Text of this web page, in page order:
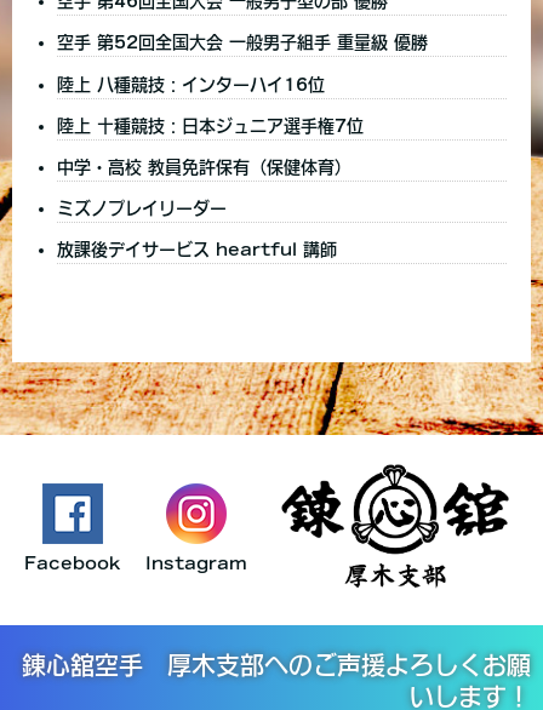
空手 第52回全国大会 一般男子組手 重量級 優勝
陸上 八種競技：インターハイ16位
陸上 十種競技：日本ジュニア選手権7位
中学・高校 教員免許保有（保健体育）
ミズノプレイリーダー
放課後デイサービス heartful 講師
Facebook Instagram
錬心舘空手 厚木支部へのご声援よろしくお願
いします！